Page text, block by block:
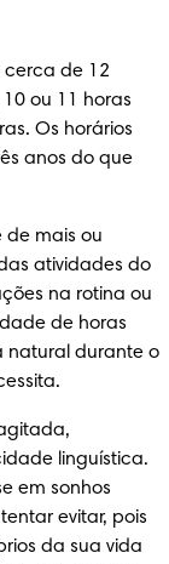
cerca de 12
ou 11 horas
Os horários
anos do que
de mais ou
atividades do
na rotina ou
de horas
natural durante o
linguística.
em sonhos
evitar, pois
da sua vida